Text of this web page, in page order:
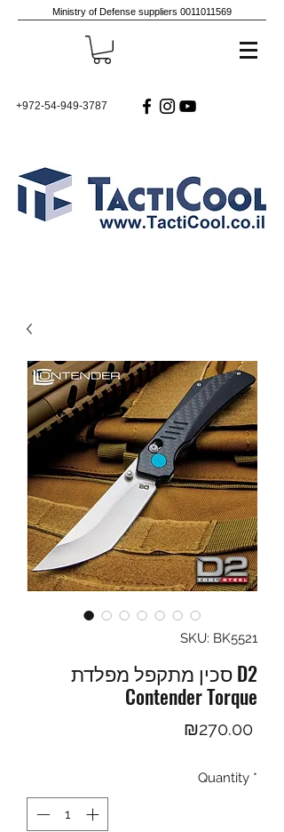
Ministry of Defense suppliers 0011011569
+972-54-949-3787
SKU: BK5521
סכין מתקפל מפלדת D2
Contender Torque
₪270.00Price
Quantity *